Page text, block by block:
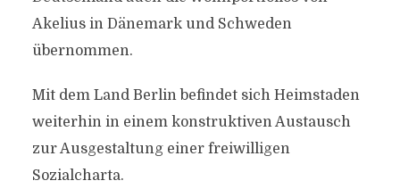
Akelius in Dänemark und Schweden
übernommen.
Mit dem Land Berlin befindet sich Heimstaden
weiterhin in einem konstruktiven Austausch
zur Ausgestaltung einer freiwilligen
Sozialcharta.